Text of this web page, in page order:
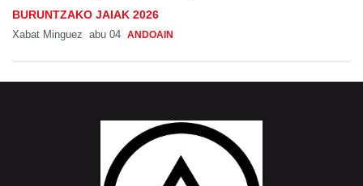
BURUNTZAKO JAIAK 2026
Xabat Minguez abu 04 ANDOAIN